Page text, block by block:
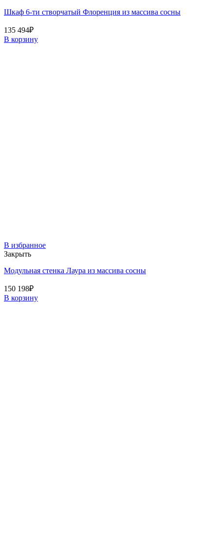
Шкаф 6-ти створчатый Флоренция из массива сосны
135 494₽
В корзину
В избранное
Закрыть
Модульная стенка Лаура из массива сосны
150 198₽
В корзину